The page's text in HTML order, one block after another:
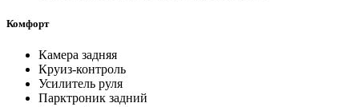
Комфорт
Камера задняя
Круиз-контроль
Усилитель руля
Парктроник задний